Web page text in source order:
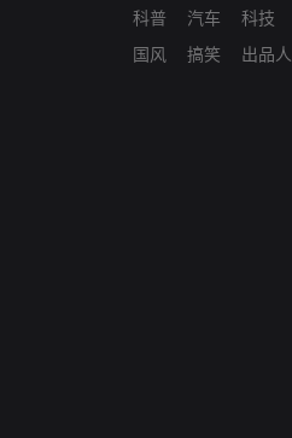
科普
国风
汽车
搞笑
科技
出品人